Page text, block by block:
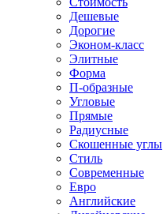
Дешевые
Дорогие
Эконом-класс
Элитные
Форма
П-образные
Угловые
Прямые
Радиусные
Скошенные углы
Стиль
Современные
Евро
Английские